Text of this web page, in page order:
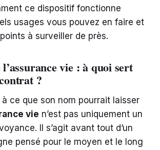
ce dispositif fonctionne
usages vous pouvez en faire et
à surveiller de près.
l’assurance vie : à quoi sert
?
ce que son nom pourrait laisser
vie n’est pas uniquement un
Il s’agit avant tout d’un
pensé pour le moyen et le long